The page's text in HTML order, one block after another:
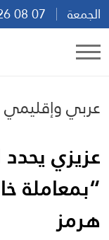
الجمعة
عربي وإقليمي
عزيزي
“بمعاملة
هرمز